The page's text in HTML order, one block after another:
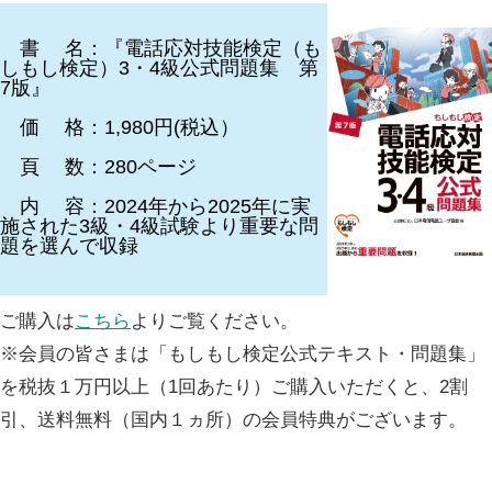
書 名：『電話応対技能検定（も
しもし検定）3・4級公式問題集 第
7版』
価 格：1,980円(税込）
頁 数：280ページ
内 容：2024年から2025年に実
施された3級・4級試験より重要な問
題を選んで収録
ご購入はこちら よりご覧ください。
※会員の皆さまは「もしもし検定公式テキスト・問題集」
を税抜１万円以上（1回あたり）ご購入いただくと、2割
引、送料無料（国内１ヵ所）の会員特典がございます。